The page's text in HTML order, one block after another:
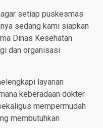
setiap puskesmas
sedang kami siapkan
Dinas Kesehatan
dan organisasi
layanan
keberadaan dokter
mempermudah
membutuhkan